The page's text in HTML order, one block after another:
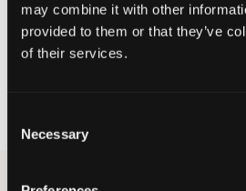
may combine it with other
provided to them or that they’ve
of their services.
Selection
Necessary
CHOISIR LA
Livraisons rapides
T-shirt blanc de Levis. Le logo